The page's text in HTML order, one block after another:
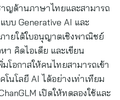
าญด้านภาษาไทยและสามารถ
บบ Generative AI และ
ายใต้ใบอนุญาตเชิงพาณิชย์
า คิดไอเดีย และเขียน
โอกาสให้คนไทยสามารถเข้า
โนโลยี AI ได้อย่างเท่าเทียม
เปิดให้ทดลองใช้และ